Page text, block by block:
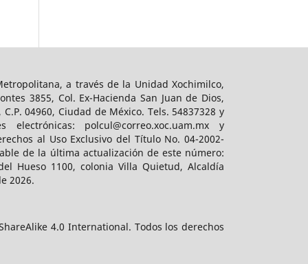
a través de la Unidad Xochimilco,
3855, Col. Ex-Hacienda San Juan de Dios,
04960, Ciudad de México. Tels. 54837328 y
polcul@correo.xoc.uam.mx y
al Uso Exclusivo del Título No. 04-2002-
de la última actualización de este número:
Hueso 1100, colonia Villa Quietud, Alcaldía
2026.
4.0 International. Todos los derechos